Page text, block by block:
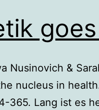
Nusinovich &
nucleus in
365. Lang ist es